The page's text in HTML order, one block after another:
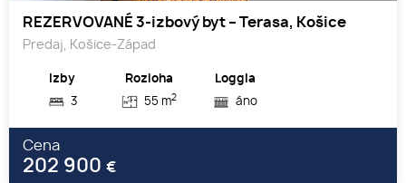
REZERVOVANÉ 3-izbový byt – Terasa, Košice
Predaj, Košice-Západ
Izby
3
Rozloha
55 m2
Loggia
áno
Cena
202 900 €